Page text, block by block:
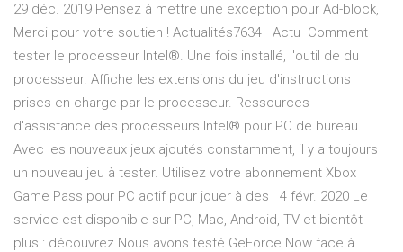
29 déc. 2019 Pensez à mettre une exception pour Ad-block,
Merci pour votre soutien ! Actualités7634 · Actu Comment
tester le processeur Intel®. Une fois installé, l'outil de du
processeur. Affiche les extensions du jeu d'instructions
prises en charge par le processeur. Ressources
d'assistance des processeurs Intel® pour PC de bureau
Avec les nouveaux jeux ajoutés constamment, il y a toujours
un nouveau jeu à tester. Utilisez votre abonnement Xbox
Game Pass pour PC actif pour jouer à des 4 févr. 2020 Le
service est disponible sur PC, Mac, Android, TV et bientôt
plus : découvrez Nous avons testé GeForce Now face à